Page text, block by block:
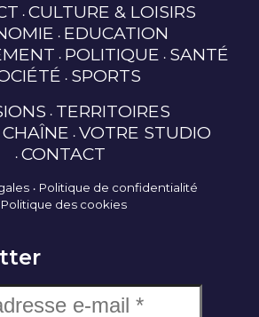
CULTURE & LOISIRS
EDUCATION
POLITIQUE SANTÉ
SPORTS
TERRITOIRES
VOTRE STUDIO
CONTACT
Politique de confidentialité
Politique des cookies